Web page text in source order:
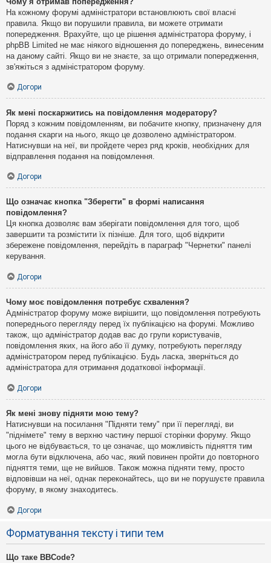
На кожному форумі адміністратори встановлюють свої власні
правила. Якщо ви порушили правила, ви можете отримати
попередження. Врахуйте, що це рішення адміністратора форуму, і
phpBB Limited не має ніякого відношення до попереджень, винесеним
на даному сайті. Якщо ви не знаєте, за що отримали попередження,
зв'яжіться з адміністратором форуму.
Догори
Як мені поскаржитись на повідомлення модератору?
Поряд з кожним повідомленням, ви побачите кнопку, призначену для
подання скарги на нього, якщо це дозволено адміністратором.
Натиснувши на неї, ви пройдете через ряд кроків, необхідних для
відправлення подання на повідомлення.
Догори
Що означає кнопка "Зберегти" в формі написання
повідомлення?
Ця кнопка дозволяє вам зберігати повідомлення для того, щоб
завершити та розмістити їх пізніше. Для того, щоб відкрити
збережене повідомлення, перейдіть в параграф "Чернетки" панелі
керування.
Догори
Чому моє повідомлення потребує схвалення?
Адміністратор форуму може вирішити, що повідомлення потребують
попереднього перегляду перед їх публікацією на форумі. Можливо
також, що адміністратор додав вас до групи користувачів,
повідомлення яких, на його або її думку, потребують перегляду
адміністратором перед публікацією. Будь ласка, зверніться до
адміністратора для отримання додаткової інформації.
Догори
Як мені знову підняти мою тему?
Натиснувши на посилання "Підняти тему" при її перегляді, ви
"піднімете" тему в верхню частину першої сторінки форуму. Якщо
цього не відбувається, то це означає, що можливість підняття тим
могла бути відключена, або час, який повинен пройти до повторного
підняття теми, ще не вийшов. Також можна підняти тему, просто
відповівши на неї, однак переконайтесь, що ви не порушуєте правила
форуму, в якому знаходитесь.
Догори
Форматування тексту і типи тем
Що таке BBCode?